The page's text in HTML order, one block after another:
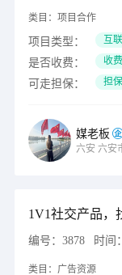
类目： 项目合作
项目类型： 互
是否收费： 收费
可走担保： 担保
媒老板
六安 六安
1V1社交产品，
编号： 3878 时间：
类目： 广告资源